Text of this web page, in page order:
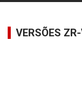
VERSÕES